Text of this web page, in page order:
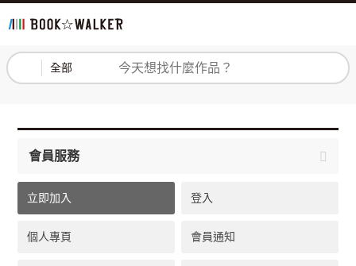
全部 登入 註冊
會員服務
立即加入 登入
個人專頁 會員通知